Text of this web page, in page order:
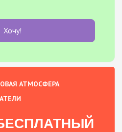
Хочу!
АТМОСФЕРА